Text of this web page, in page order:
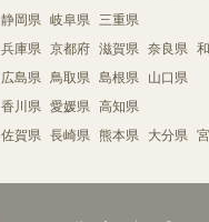
静岡県 岐阜県 三重県
兵庫県 京都府 滋賀県 奈良県
広島県 鳥取県 島根県 山口県
香川県 愛媛県 高知県
佐賀県 長崎県 熊本県 大分県